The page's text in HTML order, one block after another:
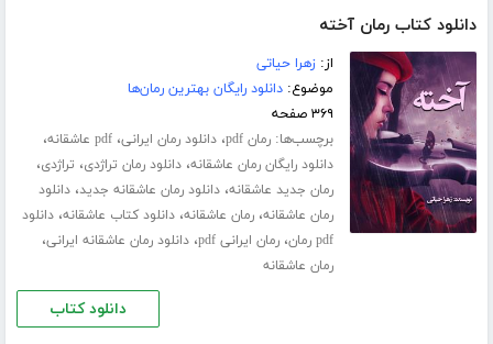
دانلود کتاب رمان آخته
از:زهرا حیاتی
موضوع:دانلود رایگان بهترین رمان‌ها
۳۶۹ صفحه
برچسب‌ها:رمان pdf ،دانلود رمان ایرانی،pdf عاشقانه ،
دانلود رایگان رمان عاشقانه،دانلود رمان تراژدی، تراژدی،
رمان جدید عاشقانه،دانلود رمان عاشقانه جدید،دانلود
رمان عاشقانه،رمان عاشقانه،دانلود کتاب عاشقانه،دانلود
pdf رمان
،رمان ایرانی pdf ،دانلود رمان عاشقانه ایرانی،
رمان عاشقانه
دانلود کتاب